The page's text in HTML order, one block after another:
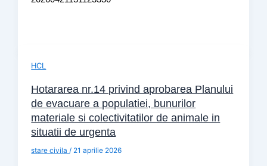
HCL
Hotararea nr.14 privind aprobarea Planului
de evacuare a populatiei, bunurilor
materiale si colectivitatilor de animale in
situatii de urgenta
stare civila/ 21 aprilie 2026